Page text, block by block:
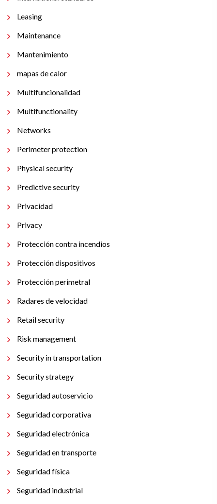
Leasing
Maintenance
Mantenimiento
mapas de calor
Multifuncionalidad
Multifunctionality
Networks
Perimeter protection
Physical security
Predictive security
Privacidad
Privacy
Protección contra incendios
Protección dispositivos
Protección perimetral
Radares de velocidad
Retail security
Risk management
Security in transportation
Security strategy
Seguridad autoservicio
Seguridad corporativa
Seguridad electrónica
Seguridad en transporte
Seguridad física
Seguridad industrial